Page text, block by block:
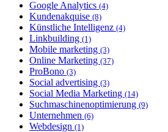
Google Analytics (4)
Kundenakquise (8)
Künstliche Intelligenz (4)
Linkbuilding (1)
Mobile marketing (3)
Online Marketing (37)
ProBono (3)
Social advertising (3)
Social Media Marketing (14)
Suchmaschinenoptimierung (9)
Unternehmen (6)
Webdesign (1)